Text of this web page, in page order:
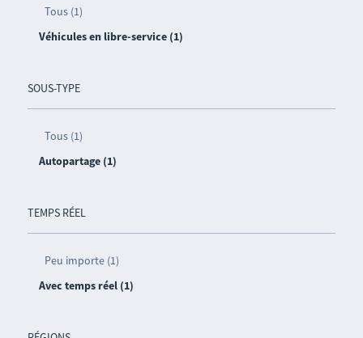
Tous (1)
Véhicules en libre-service (1)
SOUS-TYPE
Tous (1)
Autopartage (1)
TEMPS RÉEL
Peu importe (1)
Avec temps réel (1)